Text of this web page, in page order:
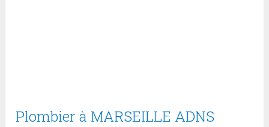
Plombier à MARSEILLE ADNS